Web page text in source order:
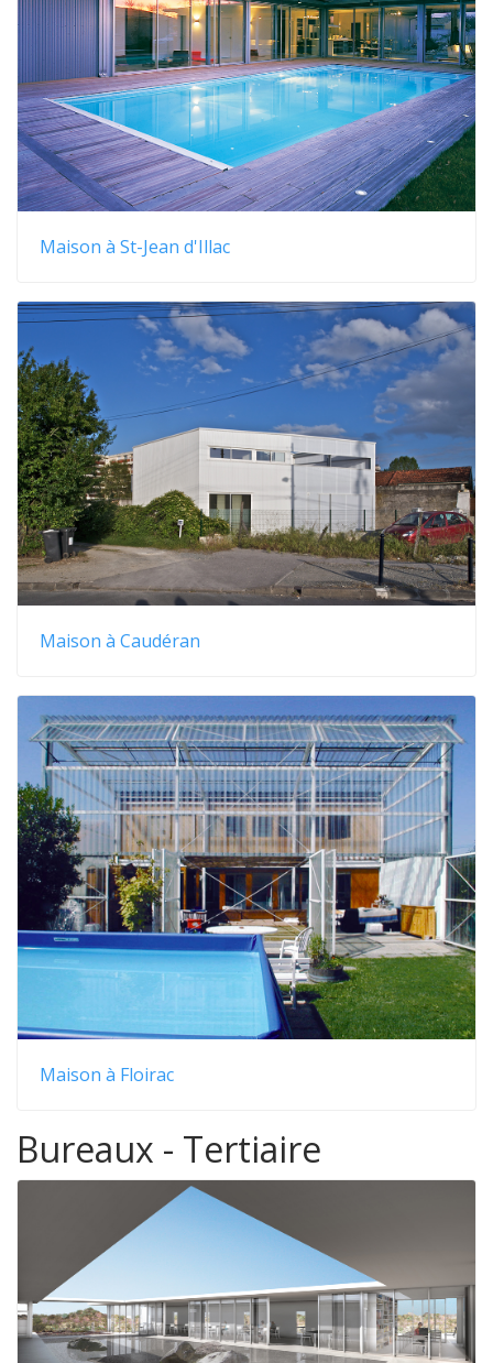
Maison à St-Jean d'Illac
Maison à Caudéran
Maison à Floirac
Bureaux - Tertiaire